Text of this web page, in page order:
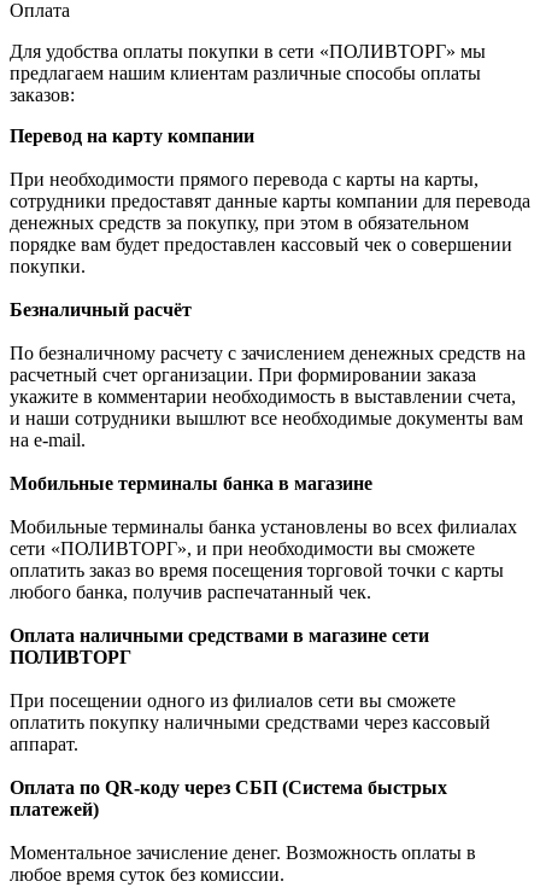
Оплата
Для удобства оплаты покупки в сети «ПОЛИВТОРГ» мы
предлагаем нашим клиентам различные способы оплаты
заказов:
Перевод на карту компании
При необходимости прямого перевода с карты на карты,
сотрудники предоставят данные карты компании для перевода
денежных средств за покупку, при этом в обязательном
порядке вам будет предоставлен кассовый чек о совершении
покупки.
Безналичный расчёт
По безналичному расчету с зачислением денежных средств на
расчетный счет организации. При формировании заказа
укажите в комментарии необходимость в выставлении счета,
и наши сотрудники вышлют все необходимые документы вам
на e-mail.
Мобильные терминалы банка в магазине
Мобильные терминалы банка установлены во всех филиалах
сети «ПОЛИВТОРГ», и при необходимости вы сможете
оплатить заказ во время посещения торговой точки с карты
любого банка, получив распечатанный чек.
Оплата наличными средствами в магазине сети
ПОЛИВТОРГ
При посещении одного из филиалов сети вы сможете
оплатить покупку наличными средствами через кассовый
аппарат.
Оплата по QR-коду через СБП (Система быстрых
платежей)
Моментальное зачисление денег. Возможность оплаты в
любое время суток без комиссии.